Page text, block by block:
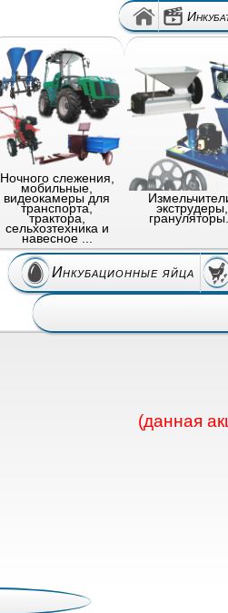
Ночного слежения,
мобильные,
видеокамеры для
транспорта,
трактора,
сельхозтехника и
навесное ...
экструдеры,
грануляторы...
Инкубационные яйца
(данная